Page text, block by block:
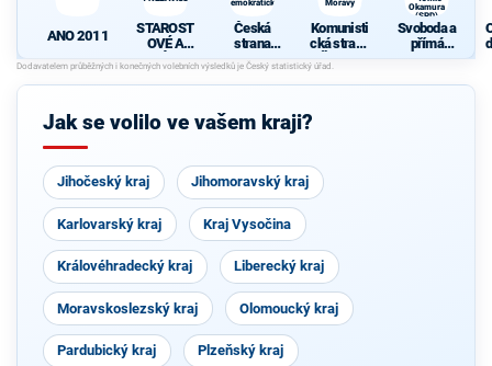
ANO 2011
STAROST
OVÉ A
NEZÁVISL
Í
demokratická
Česká
strana
sociálně
demokrati
cká
Moravy
Komunisti
cká strana
Čech a
Moravy
Okamura
(SPD)
Svoboda a
přímá
demokraci
Okamura
Jak se volilo ve vašem kraji?
Jihočeský kraj Jihomoravský kraj
Karlovarský kraj Kraj Vysočina
Královéhradecký kraj Liberecký kraj
Moravskoslezský kraj Olomoucký kraj
Pardubický kraj Plzeňský kraj